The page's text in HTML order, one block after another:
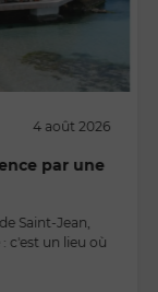
4 août 2026
par une
Saint-Jean,
c'est un lieu où